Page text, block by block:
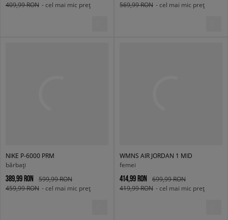
409,99 RON - cel mai mic preț
569,99 RON - cel mai mic preț
NIKE P-6000 PRM
bărbați
389,99 RON
599,99 RON
459,99 RON - cel mai mic preț
WMNS AIR JORDAN 1 MID
femei
414,99 RON
699,99 RON
419,99 RON - cel mai mic preț